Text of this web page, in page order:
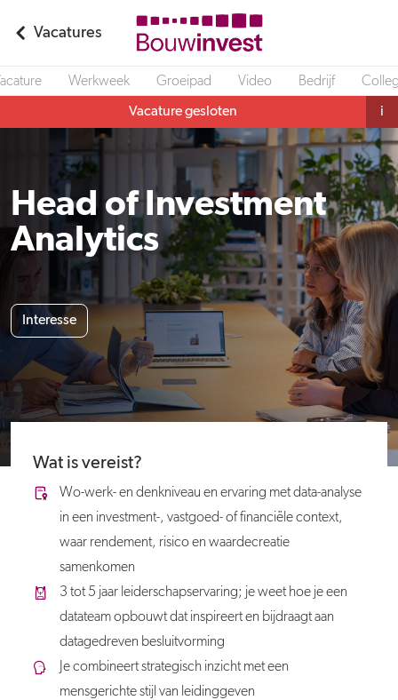
Vacatures
Werkweek Groeipad Video Bedrijf
Vacature gesloten i
Head of Investment
Analytics
Interesse
Wat is vereist?
Wo-werk- en denkniveau en ervaring met data-analyse
in een investment-, vastgoed- of financiële context,
waar rendement, risico en waardecreatie
samenkomen
3 tot 5 jaar leiderschapservaring; je weet hoe je een
datateam opbouwt dat inspireert en bijdraagt aan
datagedreven besluitvorming
Je combineert strategisch inzicht met een
mensgerichte stijl van leidinggeven